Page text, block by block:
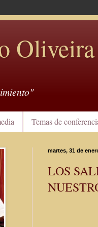
Temas de
martes, 31 de
LOS